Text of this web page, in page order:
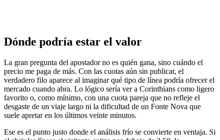
Dónde podría estar el valor
La gran pregunta del apostador no es quién gana, sino cuándo el
precio me paga de más. Con las cuotas aún sin publicar, el
verdadero filo aparece al imaginar qué tipo de línea podría ofrecer el
mercado cuando abra. Lo lógico sería ver a Corinthians como ligero
favorito o, como mínimo, con una cuota pareja que no refleje el
desgaste de un viaje largo ni la dificultad de un Fonte Nova que
suele apretar en los últimos veinte minutos.
Ese es el punto justo donde el análisis frío se convierte en ventaja. Si